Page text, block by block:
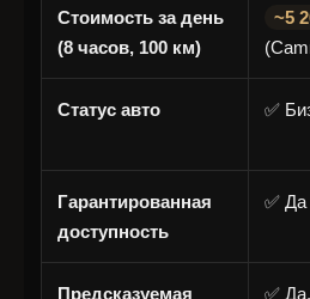
Стоимость за день
(8 часов, 100 км)
~5
Статус авто ✅
Гарантированная
доступность
✅ Да
Предсказуемая ✅